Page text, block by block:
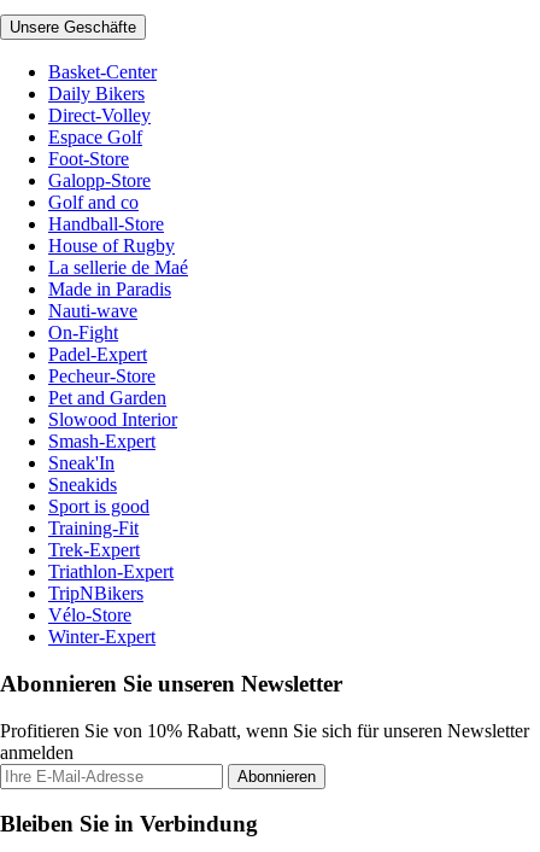
Unsere Geschäfte
Basket-Center
Daily Bikers
Direct-Volley
Espace Golf
Foot-Store
Galopp-Store
Golf and co
Handball-Store
House of Rugby
La sellerie de Maé
Made in Paradis
Nauti-wave
On-Fight
Padel-Expert
Pecheur-Store
Pet and Garden
Slowood Interior
Smash-Expert
Sneak'In
Sneakids
Sport is good
Training-Fit
Trek-Expert
Triathlon-Expert
TripNBikers
Vélo-Store
Winter-Expert
Abonnieren Sie unseren Newsletter
Profitieren Sie von 10% Rabatt, wenn Sie sich für unseren Newsletter
anmelden
Abonnieren
Bleiben Sie in Verbindung